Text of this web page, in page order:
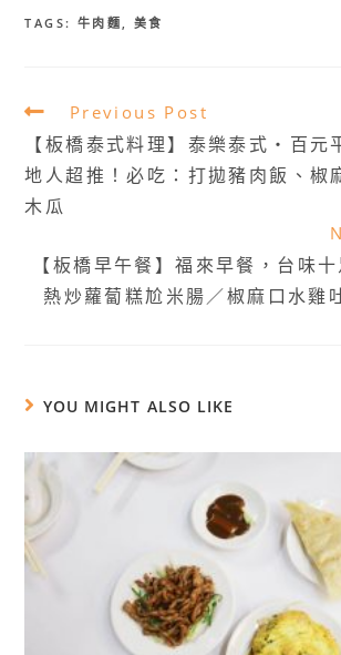
TAGS: 牛肉麵, 美食
Read
more
articles
Previous Post
【板橋泰式料理】泰樂泰式・百元
地人超推！必吃：打拋豬肉飯、椒
木瓜
【板橋早午餐】福來早餐，台味
熱炒蘿蔔糕尬米腸／椒麻口水雞
YOU MIGHT ALSO LIKE